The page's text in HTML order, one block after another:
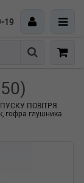
19
Пошук
ПОВІТРЯ
гофра глушника